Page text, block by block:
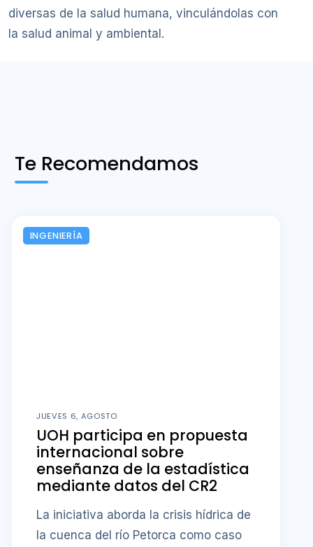
diversas de la salud humana, vinculándolas con
la salud animal y ambiental.
Te Recomendamos
INGENIERÍA
JUEVES 6, AGOSTO
UOH participa en propuesta
internacional sobre
enseñanza de la estadística
mediante datos del CR2
La iniciativa aborda la crisis hídrica de
la cuenca del río Petorca como caso